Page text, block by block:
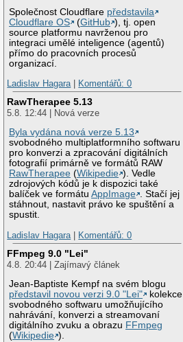
Společnost Cloudflare představila
Cloudflare OS
(GitHub ), tj. open
source platformu navrženou pro
integraci umělé inteligence (agentů)
přímo do pracovních procesů
organizací.
Ladislav Hagara| Komentářů: 0
RawTherapee 5.13
5.8. 12:44 | Nová verze
Byla vydána nová verze 5.13
svobodného multiplatformního softwaru
pro konverzi a zpracování digitálních
fotografií primárně ve formátů RAW
RawTherapee (Wikipedie ). Vedle
zdrojových kódů je k dispozici také
balíček ve formátuAppImage . Stačí jej
stáhnout, nastavit právo ke spuštění a
spustit.
Ladislav Hagara| Komentářů: 0
FFmpeg 9.0 "Lei"
4.8. 20:44 | Zajímavý článek
Jean-Baptiste Kempf na svém blogu
představil novou verzi 9.0 "Lei"
kolekce
svobodného softwaru umožňujícího
nahrávání, konverzi a streamovaní
digitálního zvuku a obrazu FFmpeg
(Wikipedie ).